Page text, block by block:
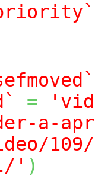
=
a-
' )